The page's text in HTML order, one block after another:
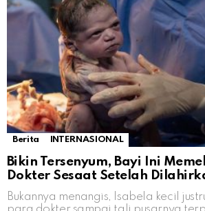
Berita INTERNASIONAL
Bikin Tersenyum, Bayi Ini
Dokter Sesaat Setelah
Bukannya menangis, Isabela kecil